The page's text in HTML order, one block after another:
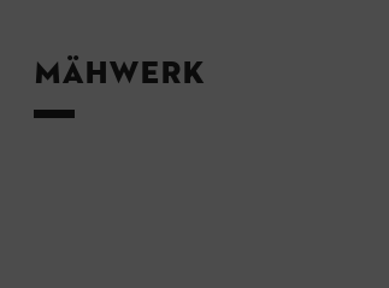
Mähwerk